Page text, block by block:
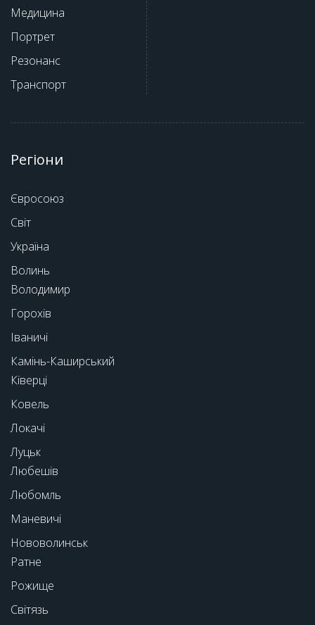
Медицина
Портрет
Резонанс
Транспорт
Регіони
Євросоюз
Світ
Україна
Волинь
Володимир
Горохів
Іваничі
Камінь-Каширський
Ківерці
Ковель
Локачі
Луцьк
Любешів
Любомль
Маневичі
Нововолинськ
Ратне
Рожище
Світязь